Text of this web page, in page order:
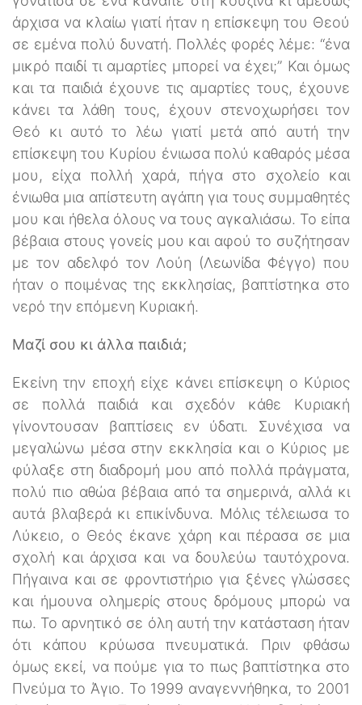
άρχισα να κλαίω γιατί ήταν η επίσκεψη του Θεού
σε εμένα πολύ δυνατή. Πολλές φορές λέμε: “ένα
μικρό παιδί τι αμαρτίες μπορεί να έχει;” Και όμως
και τα παιδιά έχουνε τις αμαρτίες τους, έχουνε
κάνει τα λάθη τους, έχουν στενοχωρήσει τον
Θεό κι αυτό το λέω γιατί μετά από αυτή την
επίσκεψη του Κυρίου ένιωσα πολύ καθαρός μέσα
μου, είχα πολλή χαρά, πήγα στο σχολείο και
ένιωθα μια απίστευτη αγάπη για τους συμμαθητές
μου και ήθελα όλους να τους αγκαλιάσω. Το είπα
βέβαια στους γονείς μου και αφού το συζήτησαν
με τον αδελφό τον Λούη (Λεωνίδα Φέγγο) που
ήταν ο ποιμένας της εκκλησίας, βαπτίστηκα στο
νερό την επόμενη Κυριακή.
Μαζί σου κι άλλα παιδιά;
Εκείνη την εποχή είχε κάνει επίσκεψη ο Κύριος
σε πολλά παιδιά και σχεδόν κάθε Κυριακή
γίνοντουσαν βαπτίσεις εν ύδατι. Συνέχισα να
μεγαλώνω μέσα στην εκκλησία και ο Κύριος με
φύλαξε στη διαδρομή μου από πολλά πράγματα,
πολύ πιο αθώα βέβαια από τα σημερινά, αλλά κι
αυτά βλαβερά κι επικίνδυνα. Μόλις τέλειωσα το
Λύκειο, ο Θεός έκανε χάρη και πέρασα σε μια
σχολή και άρχισα και να δουλεύω ταυτόχρονα.
Πήγαινα και σε φροντιστήριο για ξένες γλώσσες
και ήμουνα ολημερίς στους δρόμους μπορώ να
πω. Το αρνητικό σε όλη αυτή την κατάσταση ήταν
ότι κάπου κρύωσα πνευματικά. Πριν φθάσω
όμως εκεί, να πούμε για το πως βαπτίστηκα στο
Πνεύμα το Άγιο. Το 1999 αναγεννήθηκα, το 2001